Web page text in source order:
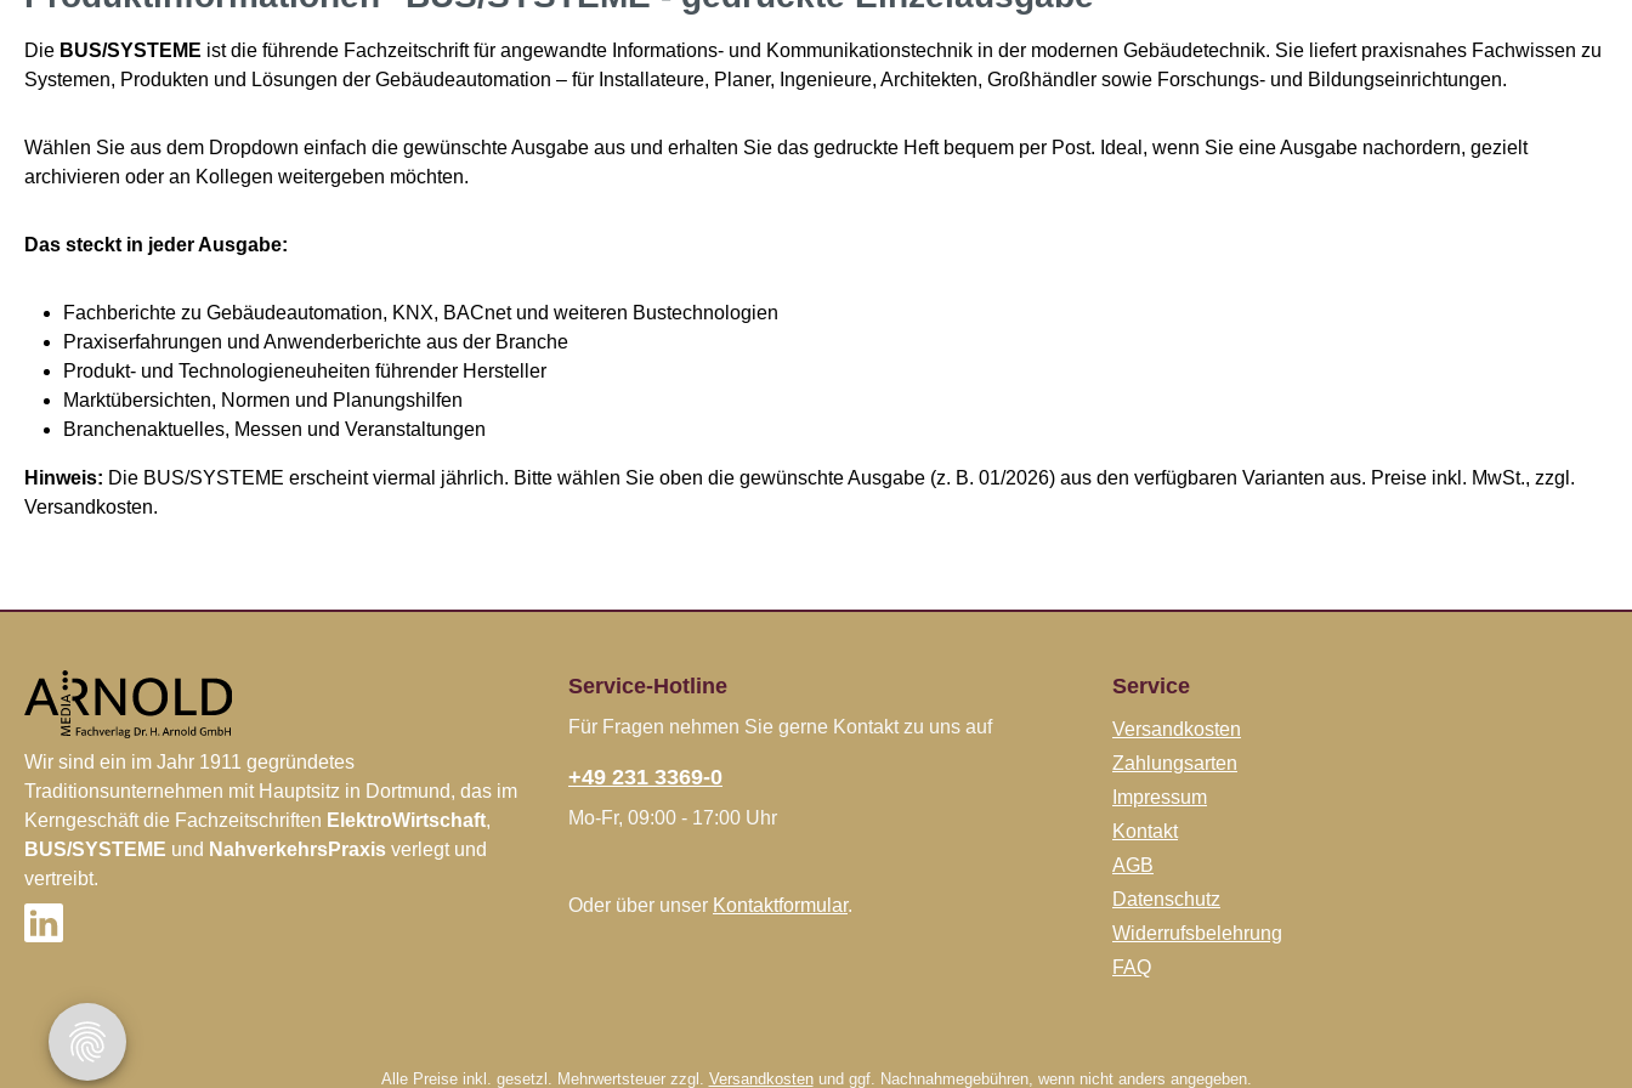
Die BUS/SYSTEME ist die führende Fachzeitschrift für angewandte Informations- und Kommunikationstechnik in der modernen Gebäudetechnik. Sie liefert praxisnahes Fachwissen zu
Systemen, Produkten und Lösungen der Gebäudeautomation – für Installateure, Planer, Ingenieure, Architekten, Großhändler sowie Forschungs- und Bildungseinrichtungen.
Wählen Sie aus dem Dropdown einfach die gewünschte Ausgabe aus und erhalten Sie das gedruckte Heft bequem per Post. Ideal, wenn Sie eine Ausgabe nachordern, gezielt
archivieren oder an Kollegen weitergeben möchten.
Das steckt in jeder Ausgabe:
Fachberichte zu Gebäudeautomation, KNX, BACnet und weiteren Bustechnologien
Praxiserfahrungen und Anwenderberichte aus der Branche
Produkt- und Technologieneuheiten führender Hersteller
Marktübersichten, Normen und Planungshilfen
Branchenaktuelles, Messen und Veranstaltungen
Hinweis: Die BUS/SYSTEME erscheint viermal jährlich. Bitte wählen Sie oben die gewünschte Ausgabe (z. B. 01/2026) aus den verfügbaren Varianten aus. Preise inkl. MwSt., zzgl.
Versandkosten.
Wir sind ein im Jahr 1911 gegründetes
Traditionsunternehmen mit Hauptsitz in Dortmund, das im
Kerngeschäft die Fachzeitschriften ElektroWirtschaft,
BUS/SYSTEME und NahverkehrsPraxis verlegt und
vertreibt.
Service-Hotline
Für Fragen nehmen Sie gerne Kontakt zu uns auf
+49 231 3369-0
Mo-Fr, 09:00 - 17:00 Uhr
Oder über unser Kontaktformular.
Service
Versandkosten
Zahlungsarten
Impressum
Kontakt
AGB
Datenschutz
Widerrufsbelehrung
FAQ
Alle Preise inkl. gesetzl. Mehrwertsteuer zzgl. Versandkostenund ggf. Nachnahmegebühren, wenn nicht anders angegeben.